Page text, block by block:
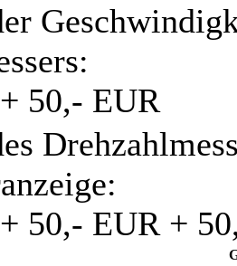
50,- EUR
50,- EUR +